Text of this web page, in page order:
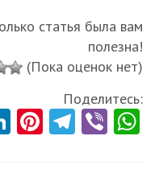
статья была вам
полезна!
(Пока оценок нет)
Поделитесь:
Li Pi Te Vi